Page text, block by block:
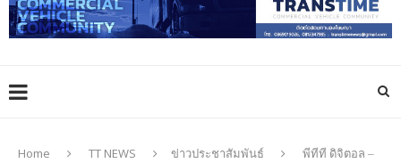
Home TT NEWS ข่าวประชาสัมพันธ์
พีทีที ดิจิตอล –